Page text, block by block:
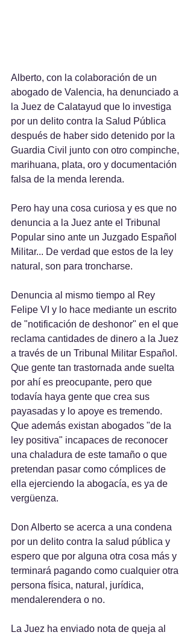
Alberto, con la colaboración de un
abogado de Valencia, ha denunciado a
la Juez de Calatayud que lo investiga
por un delito contra la Salud Pública
después de haber sido detenido por la
Guardia Civil junto con otro compinche,
marihuana, plata, oro y documentación
falsa de la menda lerenda.
Pero hay una cosa curiosa y es que no
denuncia a la Juez ante el Tribunal
Popular sino ante un Juzgado Español
Militar... De verdad que estos de la ley
natural, son para troncharse.
Denuncia al mismo tiempo al Rey
Felipe VI y lo hace mediante un escrito
de "notificación de deshonor" en el que
reclama cantidades de dinero a la Juez
a través de un Tribunal Militar Español.
Que gente tan trastornada ande suelta
por ahí es preocupante, pero que
todavía haya gente que crea sus
payasadas y lo apoye es tremendo.
Que además existan abogados "de la
ley positiva" incapaces de reconocer
una chaladura de este tamaño o que
pretendan pasar como cómplices de
ella ejerciendo la abogacía, es ya de
vergüenza.
Don Alberto se acerca a una condena
por un delito contra la salud pública y
espero que por alguna otra cosa más y
terminará pagando como cualquier otra
persona física, natural, jurídica,
mendalerendera o no.
La Juez ha enviado nota de queja al